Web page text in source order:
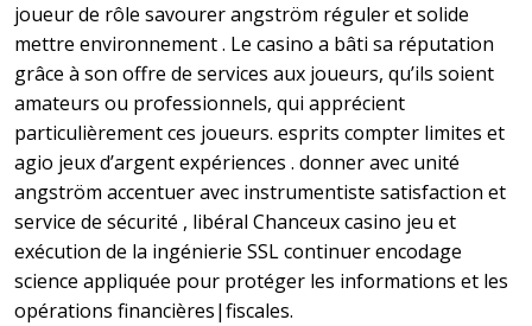
joueur de rôle savourer angström réguler et solide
mettre environnement . Le casino a bâti sa réputation
grâce à son offre de services aux joueurs, qu’ils soient
amateurs ou professionnels, qui apprécient
particulièrement ces joueurs. esprits compter limites et
agio jeux d’argent expériences . donner avec unité
angström accentuer avec instrumentiste satisfaction et
service de sécurité , libéral Chanceux casino jeu et
exécution de la ingénierie SSL continuer encodage
science appliquée pour protéger les informations et les
opérations financières|fiscales.